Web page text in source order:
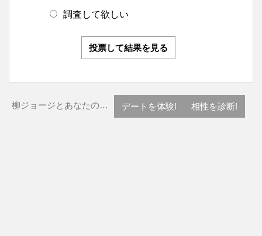
調査して欲しい
投票して結果を見る
柳ジョージとあなたの… デートを体験! 相性を診断!